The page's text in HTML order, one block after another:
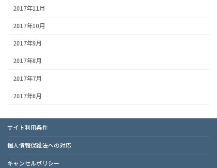
2017年11月
2017年10月
2017年9月
2017年8月
2017年7月
2017年6月
サイト利用条件
個人情報保護法への対応
キャンセルポリシー